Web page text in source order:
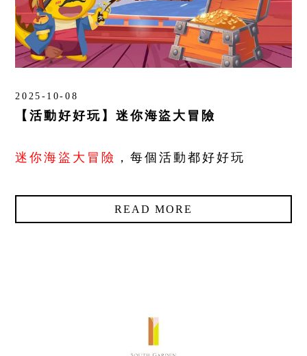
2025-10-08
【活動好好玩】迷你海盜大冒險
迷你海盜大冒險 ，每個活動都好好玩
READ MORE